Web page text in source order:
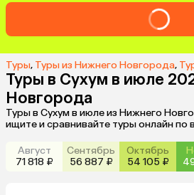
Туры, Туры из Нижнего Новгорода, Туры
Туры в Сухум в июле
Новгорода
Туры в Сухум в июле из Нижнего
ищите и сравнивайте туры онлайн по
Август
71 818 ₽
Сентябрь
56 887 ₽
Октябрь
54 105 ₽